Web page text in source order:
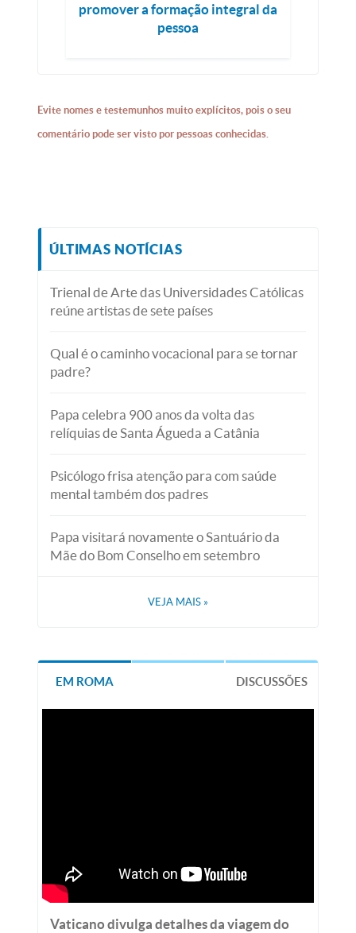
promover a formação integral da
pessoa
Evite nomes e testemunhos muito explícitos, pois o seu
comentário pode ser visto por pessoas conhecidas.
ÚLTIMAS NOTÍCIAS
Trienal de Arte das Universidades Católicas
reúne artistas de sete países
Qual é o caminho vocacional para se tornar
padre?
Papa celebra 900 anos da volta das
relíquias de Santa Águeda a Catânia
Psicólogo frisa atenção para com saúde
mental também dos padres
Papa visitará novamente o Santuário da
Mãe do Bom Conselho em setembro
VEJA MAIS »
EM ROMA DISCUSSÕES
Vaticano divulga detalhes da viagem do